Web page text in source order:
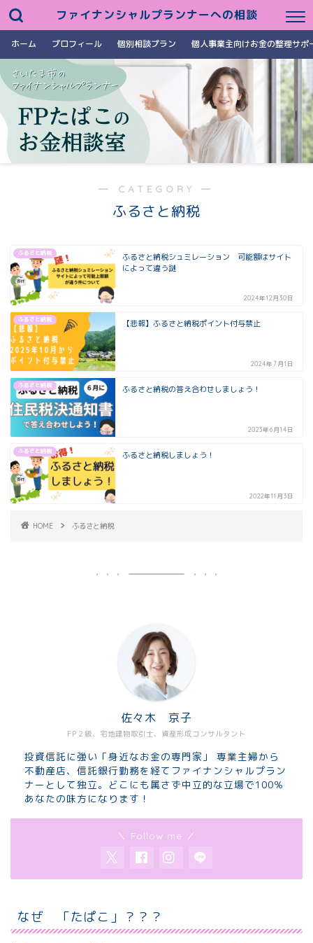
ファイナンシャルプランナーへの相談
ホーム プロフィール 個別相談プラン 個人事業主向けお金の整理サポ
― CATEGORY ―
ふるさと納税
ふるさと納税
ふるさと納税シュミレーション 可能額はサイト
によって違う謎
2024年12月30日
ふるさと納税 【悲報】ふるさと納税ポイント付与禁止
2024年7月1日
ふるさと納税 ふるさと納税の答え合わせしましょう！
2023年6月14日
ふるさと納税 ふるさと納税しましょう！
2022年11月3日
HOME ふるさと納税
FP２級、宅地建物取引士、資産形成コンサルタント
佐々木 京子
投資信託に強い「身近なお金の専門家」 専業主婦から
不動産店、信託銀行勤務を経てファイナンシャルプラン
ナーとして独立。どこにも属さず中立的な立場で100％
あなたの味方になります！
＼ Follow me ／
なぜ 「たぱこ」？？？